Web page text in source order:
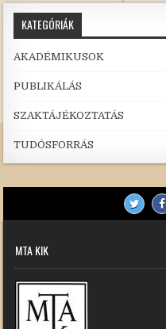
KATEGÓRIÁK
AKADÉMIKUSOK
PUBLIKÁLÁS
SZAKTÁJÉKOZTATÁS
TUDÓSFORRÁS
MTA KIK